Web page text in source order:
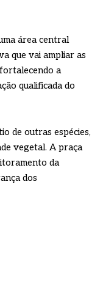
área central
que vai ampliar as
a
qualificada do
de outras espécies,
vegetal. A praça
da
dos